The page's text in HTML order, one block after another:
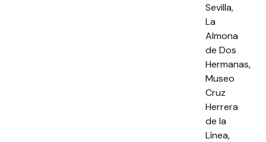
Sevilla,
La
Almona
de Dos
Hermanas,
Museo
Cruz
Herrera
de la
Línea,